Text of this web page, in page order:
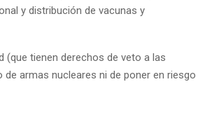
y distribución de vacunas y
(que tienen derechos de veto a las
armas nucleares ni de poner en riesgo